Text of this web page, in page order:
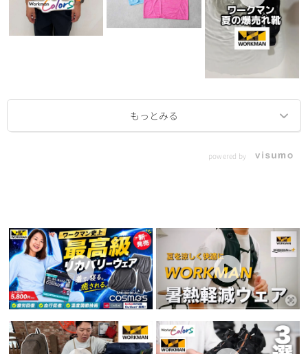
powered by